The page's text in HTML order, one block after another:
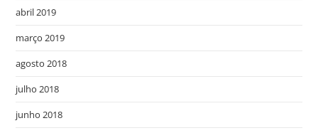
abril 2019
março 2019
agosto 2018
julho 2018
junho 2018